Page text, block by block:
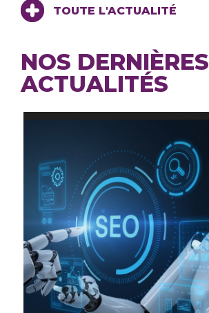
TOUTE L'ACTUALITÉ
NOS DERNIÈRES
ACTUALITÉS